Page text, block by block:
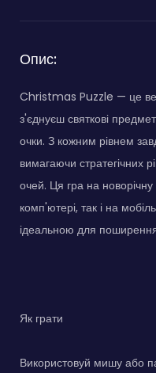
Опис:
Christmas Puzzle — це
з'єднуєш святкові
очки. З кожним рівнем
вимагаючи стратегічних
очей. Ця гра на
комп'ютері, так і на
ідеальною для
Як грати
Використовуй мишу або